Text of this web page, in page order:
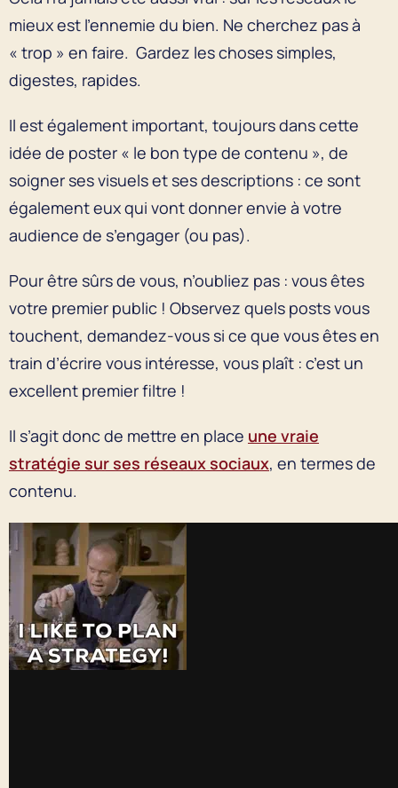
mieux est l’ennemie du bien. Ne cherchez pas à
« trop » en faire. Gardez les choses simples,
digestes, rapides.
Il est également important, toujours dans cette
idée de poster « le bon type de contenu », de
soigner ses visuels et ses descriptions : ce sont
également eux qui vont donner envie à votre
audience de s’engager (ou pas).
Pour être sûrs de vous, n’oubliez pas : vous êtes
votre premier public ! Observez quels posts vous
touchent, demandez-vous si ce que vous êtes en
train d’écrire vous intéresse, vous plaît : c’est un
excellent premier filtre !
Il s’agit donc de mettre en place une vraie
stratégie sur ses réseaux sociaux, en termes de
contenu.